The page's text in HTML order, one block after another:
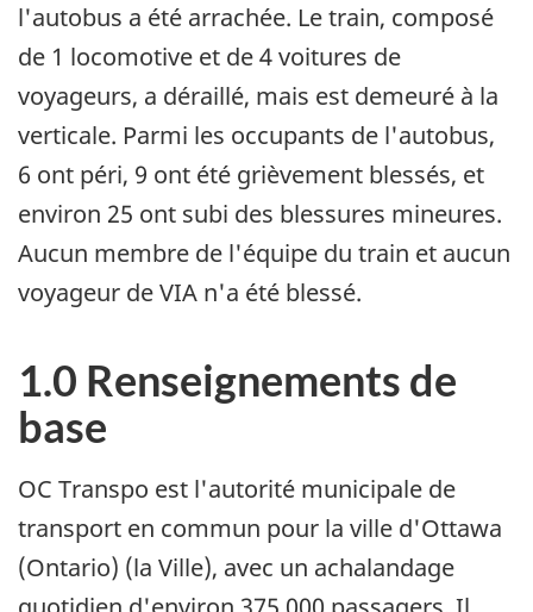
l'autobus a été arrachée. Le train, composé
de 1 locomotive et de 4 voitures de
voyageurs, a déraillé, mais est demeuré à la
verticale. Parmi les occupants de l'autobus,
6 ont péri, 9 ont été grièvement blessés, et
environ 25 ont subi des blessures mineures.
Aucun membre de l'équipe du train et aucun
voyageur de VIA n'a été blessé.
1.0 Renseignements de
base
OC Transpo est l'autorité municipale de
transport en commun pour la ville d'Ottawa
(Ontario) (la Ville), avec un achalandage